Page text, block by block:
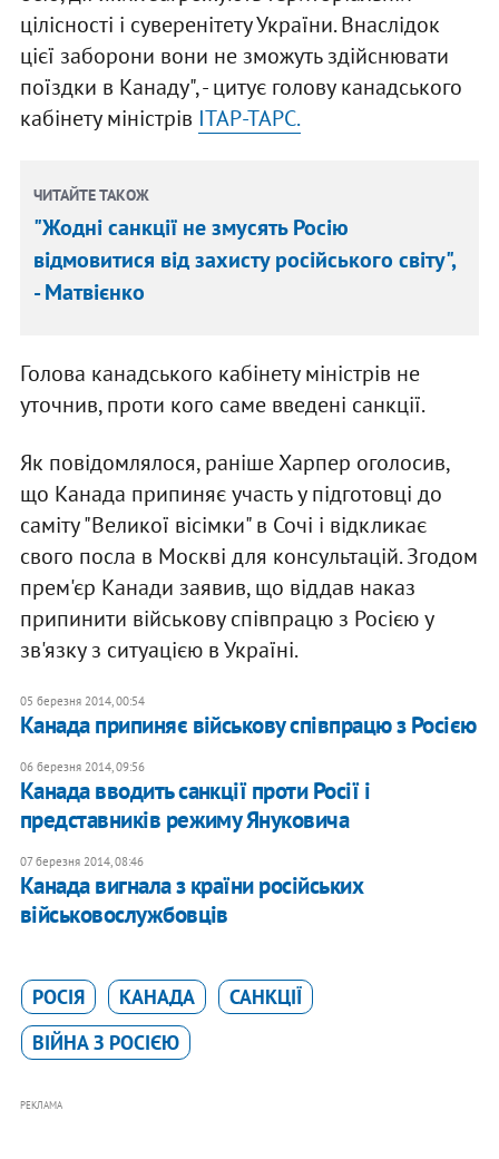
цілісності і суверенітету України. Внаслідок
цієї заборони вони не зможуть здійснювати
поїздки в Канаду", - цитує голову канадського
кабінету міністрів ІТАР-ТАРС.
ЧИТАЙТЕ ТАКОЖ
"Жодні санкції не змусять Росію
відмовитися від захисту російського світу",
- Матвієнко
Голова канадського кабінету міністрів не
уточнив, проти кого саме введені санкції.
Як повідомлялося, раніше Харпер оголосив,
що Канада припиняє участь у підготовці до
саміту "Великої вісімки" в Сочі і відкликає
свого посла в Москві для консультацій. Згодом
прем'єр Канади заявив, що віддав наказ
припинити військову співпрацю з Росією у
зв'язку з ситуацією в Україні.
05 березня 2014, 00:54
Канада припиняє військову співпрацю з Росією
06 березня 2014, 09:56
Канада вводить санкції проти Росії і
представників режиму Януковича
07 березня 2014, 08:46
Канада вигнала з країни російських
військовослужбовців
РОСІЯ КАНАДА
САНКЦІЇ
ВІЙНА З РОСІЄЮ
РЕКЛАМА